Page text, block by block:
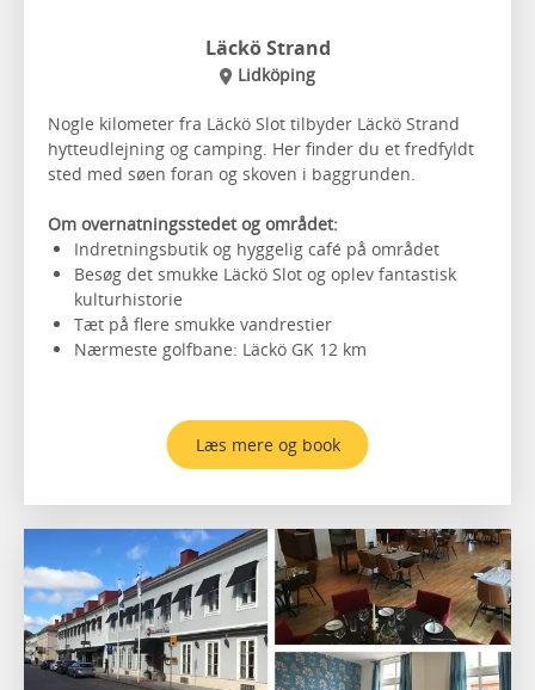
Läckö Strand
Lidköping
Nogle kilometer fra Läckö Slot tilbyder Läckö Strand
hytteudlejning og camping. Her finder du et fredfyldt
sted med søen foran og skoven i baggrunden.
Om overnatningsstedet og området:
Indretningsbutik og hyggelig café på området
Besøg det smukke Läckö Slot og oplev fantastisk
kulturhistorie
Tæt på flere smukke vandrestier
Nærmeste golfbane: Läckö GK 12 km
Læs mere og book